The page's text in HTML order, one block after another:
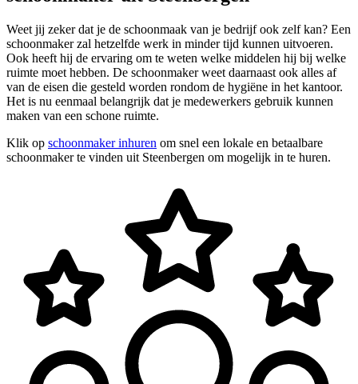
Weet jij zeker dat je de schoonmaak van je bedrijf ook zelf kan? Een
schoonmaker zal hetzelfde werk in minder tijd kunnen uitvoeren.
Ook heeft hij de ervaring om te weten welke middelen hij bij welke
ruimte moet hebben. De schoonmaker weet daarnaast ook alles af
van de eisen die gesteld worden rondom de hygiëne in het kantoor.
Het is nu eenmaal belangrijk dat je medewerkers gebruik kunnen
maken van een schone ruimte.
Klik op schoonmaker inhuren om snel een lokale en betaalbare
schoonmaker te vinden uit Steenbergen om mogelijk in te huren.